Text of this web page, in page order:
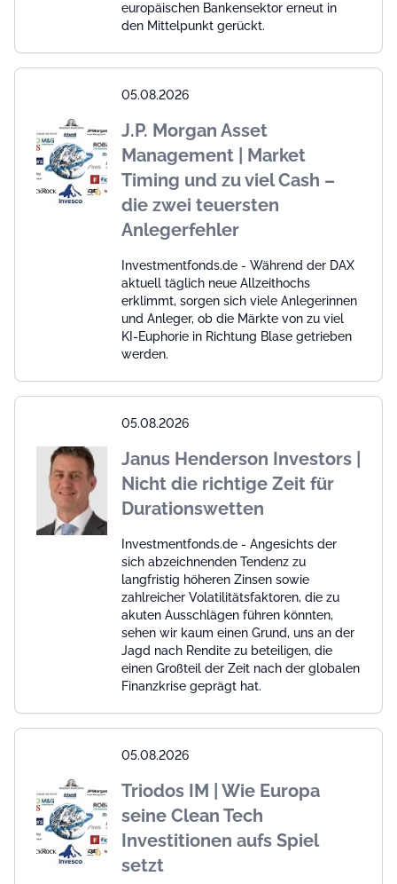
europäischen Bankensektor erneut in
den Mittelpunkt gerückt.
05.08.2026
J.P. Morgan Asset
Management | Market
Timing und zu viel Cash –
die zwei teuersten
Anlegerfehler
Investmentfonds.de - Während der DAX
aktuell täglich neue Allzeithochs
erklimmt, sorgen sich viele Anlegerinnen
und Anleger, ob die Märkte von zu viel
KI-Euphorie in Richtung Blase getrieben
werden.
05.08.2026
Janus Henderson Investors |
Nicht die richtige Zeit für
Durationswetten
Investmentfonds.de - Angesichts der
sich abzeichnenden Tendenz zu
langfristig höheren Zinsen sowie
zahlreicher Volatilitätsfaktoren, die zu
akuten Ausschlägen führen könnten,
sehen wir kaum einen Grund, uns an der
Jagd nach Rendite zu beteiligen, die
einen Großteil der Zeit nach der globalen
Finanzkrise geprägt hat.
05.08.2026
Triodos IM | Wie Europa
seine Clean Tech
Investitionen aufs Spiel
setzt